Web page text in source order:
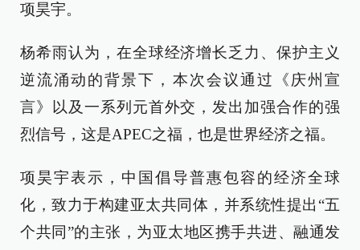
项昊宇。
杨希雨认为，在全球经济增长乏力、保护主义
逆流涌动的背景下，本次会议通过《庆州宣
言》以及一系列元首外交，发出加强合作的强
烈信号，这是APEC之福，也是世界经济之福。
项昊宇表示，中国倡导普惠包容的经济全球
化，致力于构建亚太共同体，并系统性提出“五
个共同”的主张，为亚太地区携手共进、融通发